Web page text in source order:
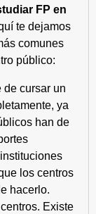
FP en
te dejamos
comunes
público:
de cursar un
ya
han de
los centros
hacerlo.
Existe